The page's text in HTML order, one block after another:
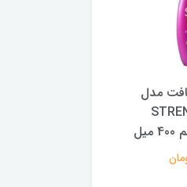
کرم مو پنتن موشکی مناسب
976,000 تومان